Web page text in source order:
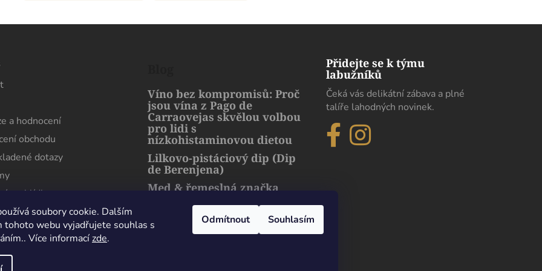
soubory cookie. Dalším
tohoto webu vyjadřujete souhlas s
Více informacízde.
Odmítnout Souhlasím
a hodnocení
obchodu
dotazy
prohlídka
Víno bez kompromisů: Proč
jsou vína z Pago de
Carraovejas skvělou volbou
pro lidi s
nízkohistaminovou dietou
Lilkovo-pistáciový dip (Dip
de Berenjena)
Med & řemeslná značka
harmonie přírody a luxusu
Přidejte se k týmu
labužníků
Čeká vás delikátní zábava a plné
talíře lahodných novinek.